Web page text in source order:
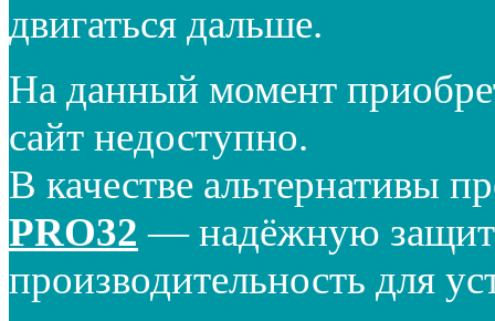
двигаться дальше.
На данный момент
сайт недоступно.
В качестве альтернативы
PRO32 — надёжную
производительность для